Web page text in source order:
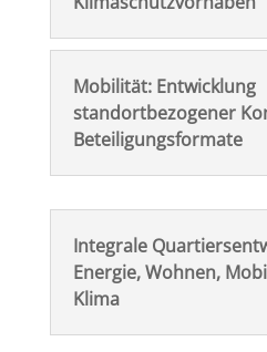
Mobilität: Entwicklung
standortbezogener
Beteiligungsformate
Integrale
Energie, Wohnen,
Klima